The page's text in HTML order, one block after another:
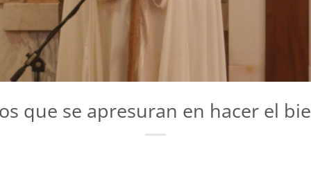
que se apresuran en hacer el